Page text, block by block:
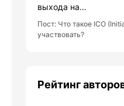
выхода на…
Пост: Что такое ICO
участвовать?
Рейтинг